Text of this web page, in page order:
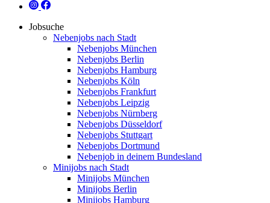
Jobsuche
Nebenjobs nach Stadt
Nebenjobs München
Nebenjobs Berlin
Nebenjobs Hamburg
Nebenjobs Köln
Nebenjobs Frankfurt
Nebenjobs Leipzig
Nebenjobs Nürnberg
Nebenjobs Düsseldorf
Nebenjobs Stuttgart
Nebenjobs Dortmund
Nebenjob in deinem Bundesland
Minijobs nach Stadt
Minijobs München
Minijobs Berlin
Minijobs Hamburg